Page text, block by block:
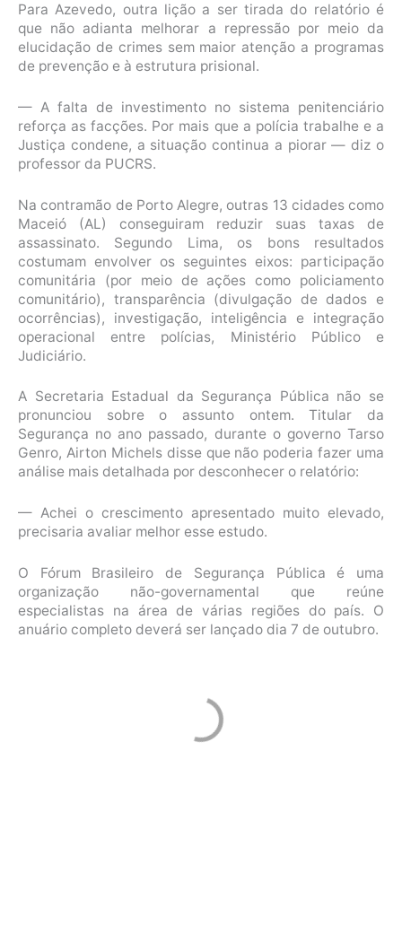
Para Azevedo, outra lição a ser tirada do relatório é
que não adianta melhorar a repressão por meio da
elucidação de crimes sem maior atenção a programas
de prevenção e à estrutura prisional.
— A falta de investimento no sistema penitenciário
reforça as facções. Por mais que a polícia trabalhe e a
Justiça condene, a situação continua a piorar — diz o
professor da PUCRS.
Na contramão de Porto Alegre, outras 13 cidades como
Maceió (AL) conseguiram reduzir suas taxas de
assassinato. Segundo Lima, os bons resultados
costumam envolver os seguintes eixos: participação
comunitária (por meio de ações como policiamento
comunitário), transparência (divulgação de dados e
ocorrências), investigação, inteligência e integração
operacional entre polícias, Ministério Público e
Judiciário.
A Secretaria Estadual da Segurança Pública não se
pronunciou sobre o assunto ontem. Titular da
Segurança no ano passado, durante o governo Tarso
Genro, Airton Michels disse que não poderia fazer uma
análise mais detalhada por desconhecer o relatório:
— Achei o crescimento apresentado muito elevado,
precisaria avaliar melhor esse estudo.
O Fórum Brasileiro de Segurança Pública é uma
organização não-governamental que reúne
especialistas na área de várias regiões do país. O
anuário completo deverá ser lançado dia 7 de outubro.